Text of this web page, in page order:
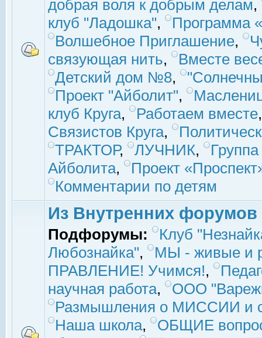
добрая воля к добрым делам,
клуб "Ладошка",
Программа
Волшебное Приглашение,
связующая нить,
Вместе
Детский дом №8,
Проект "Айболит",
клуб Круга, Работаем вместе
Связистов Круга,
ТРАКТОР, ЛУЧНИК,
Айболита,
Проект
Комментарии по детям
Из Внутренних форумов
Подфорумы:
Клуб
Любознайка",
МЫ - живые и
ПРАВЛЕНИЕ! Учимся!,
научная работа,
ООО
Размышления о МИССИИ и
Наша школа,
ОБЩИЕ